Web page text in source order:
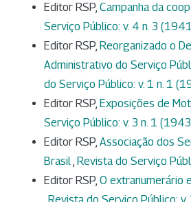
Editor RSP, Campanha da
Serviço Público: v. 4 n. 3
Editor RSP, Reorganizado o
Administrativo do Serviço
do Serviço Público: v. 1 n. 1
Editor RSP, Exposições de
Serviço Público: v. 3 n. 1
Editor RSP, Associação dos
Brasil, Revista do Serviço
Editor RSP, O extranumerário